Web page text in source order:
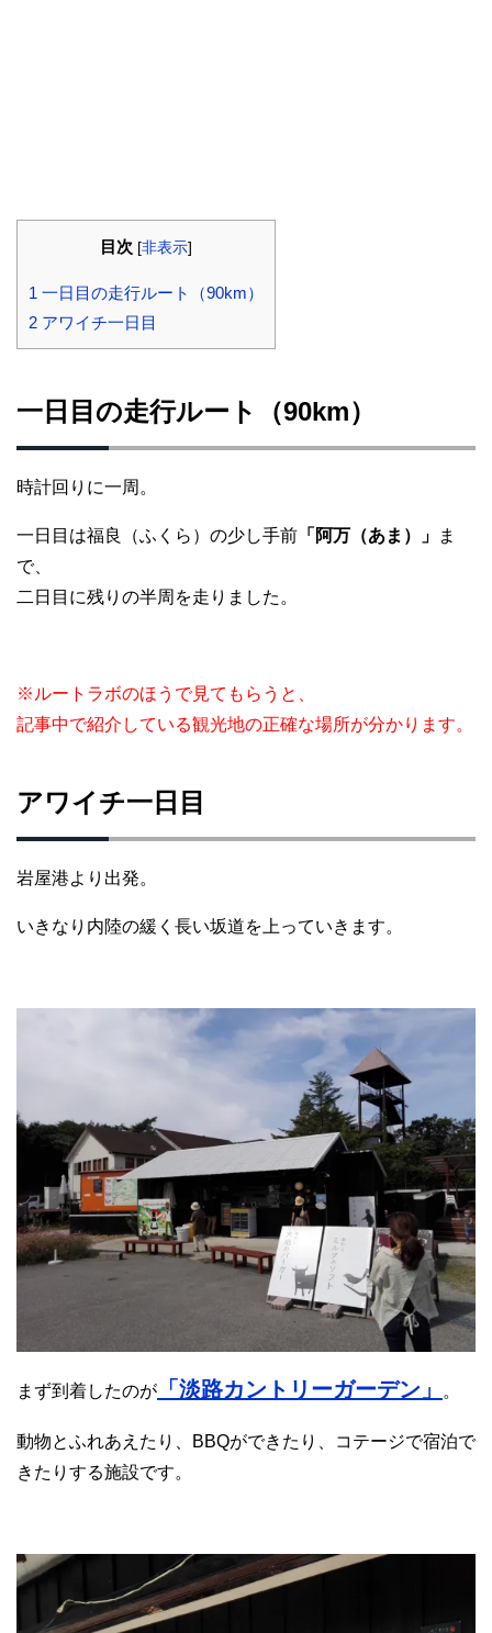
目次 [非表示]
1 一日目の走行ルート（90km）
2 アワイチ一日目
一日目の走行ルート（90km）
時計回りに一周。
一日目は福良（ふくら）の少し手前 「阿万（あま）」
ま
で、
二日目に残りの半周を走りました。
※ルートラボのほうで見てもらうと、
記事中で紹介している観光地の正確な場所が分かります。
アワイチ一日目
岩屋港より出発。
いきなり内陸の緩く長い坂道を上っていきます。
まず到着したのが 「淡路カントリーガーデン」 。
動物とふれあえたり、BBQができたり、コテージで宿泊で
きたりする施設です。